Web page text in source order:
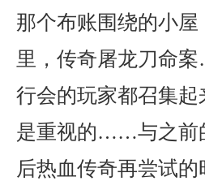
那个布账围绕的小
里，传奇屠龙刀命
行会的玩家都召集
是重视的……与之前
后热血传奇再尝试